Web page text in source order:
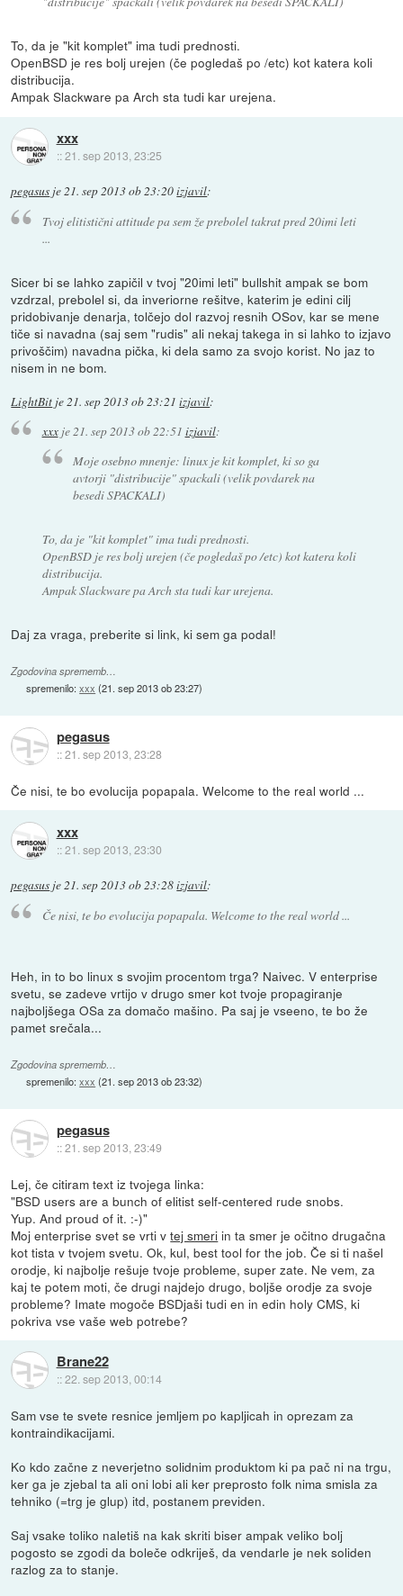
To, da je "kit komplet" ima tudi prednosti.
OpenBSD je res bolj urejen (če pogledaš po /etc) kot katera koli
distribucija.
Ampak Slackware pa Arch sta tudi kar urejena.
xxx
::21. sep 2013, 23:25
pegasus je21. sep 2013 ob 23:20izjavil:
Tvoj elitistični attitude pa sem že prebolel takrat pred 20imi leti
...
Sicer bi se lahko zapičil v tvoj "20imi leti" bullshit ampak se bom
vzdrzal, prebolel si, da inveriorne rešitve, katerim je edini cilj
pridobivanje denarja, tolčejo dol razvoj resnih OSov, kar se mene
tiče si navadna (saj sem "rudis" ali nekaj takega in si lahko to izjavo
privoščim) navadna pička, ki dela samo za svojo korist. No jaz to
nisem in ne bom.
LightBit je21. sep 2013 ob 23:21 izjavil:
xxxje21. sep 2013 ob 22:51 izjavil:
Moje osebno mnenje: linux je kit komplet, ki so ga
avtorji "distribucije" spackali (velik povdarek na
besedi SPACKALI)
To, da je "kit komplet" ima tudi prednosti.
OpenBSD je res bolj urejen (če pogledaš po /etc) kot katera koli
distribucija.
Ampak Slackware pa Arch sta tudi kar urejena.
Daj za vraga, preberite si link, ki sem ga podal!
Zgodovina sprememb…
spremenilo:xxx (21. sep 2013 ob 23:27)
pegasus
::21. sep 2013, 23:28
Če nisi, te bo evolucija popapala. Welcome to the real world ...
xxx
::21. sep 2013, 23:30
pegasus je21. sep 2013 ob 23:28izjavil:
Če nisi, te bo evolucija popapala. Welcome to the real world ...
Heh, in to bo linux s svojim procentom trga? Naivec. V enterprise
svetu, se zadeve vrtijo v drugo smer kot tvoje propagiranje
najboljšega OSa za domačo mašino. Pa saj je vseeno, te bo že
pamet srečala...
Zgodovina sprememb…
spremenilo:xxx (21. sep 2013 ob 23:32)
pegasus
::21. sep 2013, 23:49
Lej, če citiram text iz tvojega linka:
"BSD users are a bunch of elitist self-centered rude snobs.
Yup. And proud of it. :-)"
Moj enterprise svet se vrti vtej smeri in ta smer je očitno drugačna
kot tista v tvojem svetu. Ok, kul, best tool for the job. Če si ti našel
orodje, ki najbolje rešuje tvoje probleme, super zate. Ne vem, za
kaj te potem moti, če drugi najdejo drugo, boljše orodje za svoje
probleme? Imate mogoče BSDjaši tudi en in edin holy CMS, ki
pokriva vse vaše web potrebe?
Brane22
::22. sep 2013, 00:14
Sam vse te svete resnice jemljem po kapljicah in oprezam za
kontraindikacijami.
Ko kdo začne z neverjetno solidnim produktom ki pa pač ni na trgu,
ker ga je zjebal ta ali oni lobi ali ker preprosto folk nima smisla za
tehniko (=trg je glup) itd, postanem previden.
Saj vsake toliko naletiš na kak skriti biser ampak veliko bolj
pogosto se zgodi da boleče odkriješ, da vendarle je nek soliden
razlog za to stanje.